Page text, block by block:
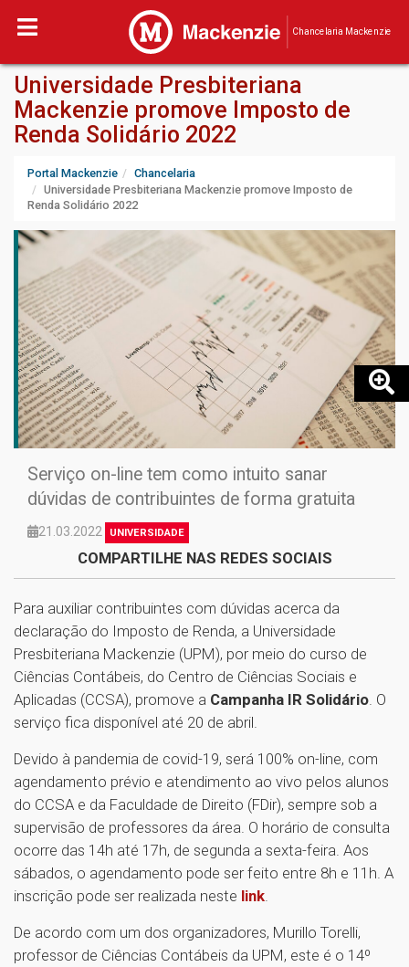
Chancelaria Mackenzie
Universidade Presbiteriana
Mackenzie promove Imposto de
Renda Solidário 2022
Portal Mackenzie
Chancelaria
Universidade Presbiteriana Mackenzie promove Imposto de
Renda Solidário 2022
Serviço on-line tem como intuito sanar
dúvidas de contribuintes de forma gratuita
21.03.2022 UNIVERSIDADE
COMPARTILHE NAS REDES SOCIAIS
Para auxiliar contribuintes com dúvidas acerca da
declaração do Imposto de Renda, a Universidade
Presbiteriana Mackenzie (UPM), por meio do curso de
Ciências Contábeis, do Centro de Ciências Sociais e
Aplicadas (CCSA), promove a Campanha IR Solidário . O
serviço fica disponível até 20 de abril.
Devido à pandemia de covid-19, será 100% on-line, com
agendamento prévio e atendimento ao vivo pelos alunos
do CCSA e da Faculdade de Direito (FDir), sempre sob a
supervisão de professores da área. O horário de consulta
ocorre das 14h até 17h, de segunda a sexta-feira. Aos
sábados, o agendamento pode ser feito entre 8h e 11h. A
inscrição pode ser realizada neste link
De acordo com um dos organizadores, Murillo Torelli,
professor de Ciências Contábeis da UPM, este é o 14º